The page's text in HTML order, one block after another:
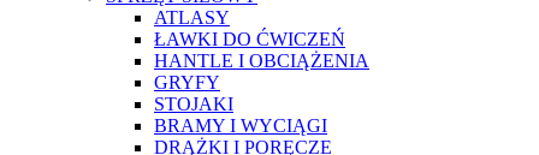
ATLASY
ŁAWKI DO ĆWICZEŃ
HANTLE I OBCIĄŻENIA
GRYFY
STOJAKI
BRAMY I WYCIĄGI
DRĄŻKI I PORĘCZE